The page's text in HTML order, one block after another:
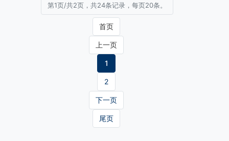
第1页/共2页，共24条记录，每页20条。
首页
上一页
1
2
下一页
尾页